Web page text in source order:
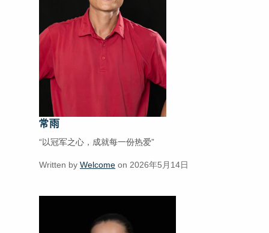
常雨
“以冠军之心，成就每一份热爱”
Written by Welcome on 2026年5月14日